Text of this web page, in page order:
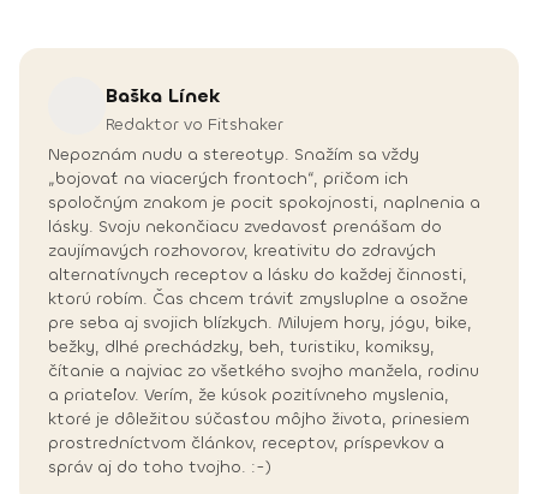
Baška Línek
Redaktor vo Fitshaker
Nepoznám nudu a stereotyp. Snažím sa vždy
„bojovať na viacerých frontoch“, pričom ich
spoločným znakom je pocit spokojnosti, naplnenia a
lásky. Svoju nekončiacu zvedavosť prenášam do
zaujímavých rozhovorov, kreativitu do zdravých
alternatívnych receptov a lásku do každej činnosti,
ktorú robím. Čas chcem tráviť zmysluplne a osožne
pre seba aj svojich blízkych. Milujem hory, jógu, bike,
bežky, dlhé prechádzky, beh, turistiku, komiksy,
čítanie a najviac zo všetkého svojho manžela, rodinu
a priateľov. Verím, že kúsok pozitívneho myslenia,
ktoré je dôležitou súčasťou môjho života, prinesiem
prostredníctvom článkov, receptov, príspevkov a
správ aj do toho tvojho. :-)